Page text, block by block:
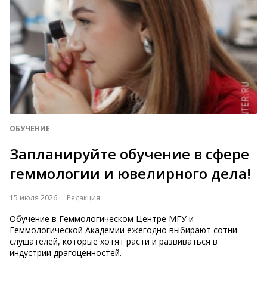
ОБУЧЕНИЕ
Запланируйте обучение в сфере
геммологии и ювелирного дела!
15 июля 2026 Редакция
Обучение в Геммологическом Центре МГУ и
Геммологической Академии ежегодно выбирают сотни
слушателей, которые хотят расти и развиваться в
индустрии драгоценностей.